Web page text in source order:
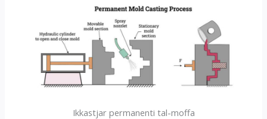
Ikkastjar permanenti tal-moffa